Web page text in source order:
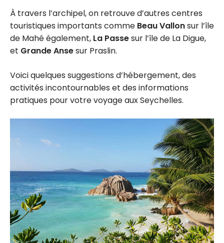
À travers l’archipel, on retrouve d’autres centres
touristiques importants comme Beau Vallonsur l’île
de Mahé également, La Passesur l’île de La Digue,
et Grande Ansesur Praslin.
Voici quelques suggestions d’hébergement, des
activités incontournables et des informations
pratiques pour votre voyage aux Seychelles.